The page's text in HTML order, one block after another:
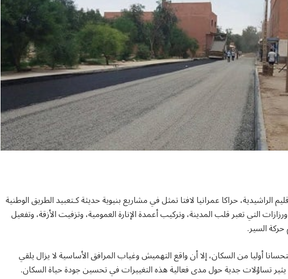
الراشيدية، حراكا عمرانيا لافتا تمثل في مشاريع بنيوية حديثة كـتعبيد الطريق الوطنية
ورزازات التي تعبر قلب المدينة، وتركيب أعمدة الإنارة العمومية، وتزفيت الأزقة، وتفعيل
السير.
أوليا من السكان، إلا أن واقع التهميش وغياب المرافق الأساسية لا يزال يلقي
يثير تساؤلات جدية حول مدى فعالية هذه التغييرات في تحسين جودة حياة السكان.